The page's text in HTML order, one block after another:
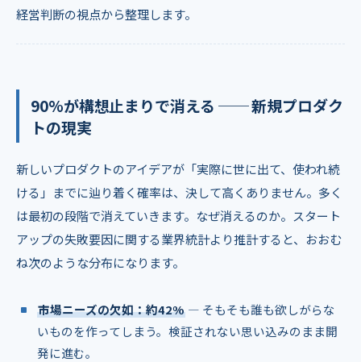
経営判断の視点から整理します。
90%が構想止まりで消える ── 新規プロダク
トの現実
新しいプロダクトのアイデアが「実際に世に出て、使われ続
ける」までに辿り着く確率は、決して高くありません。多く
は最初の段階で消えていきます。なぜ消えるのか。スタート
アップの失敗要因に関する業界統計より推計すると、おおむ
ね次のような分布になります。
市場ニーズの欠如：約42% ― そもそも誰も欲しがらな
いものを作ってしまう。検証されない思い込みのまま開
発に進む。